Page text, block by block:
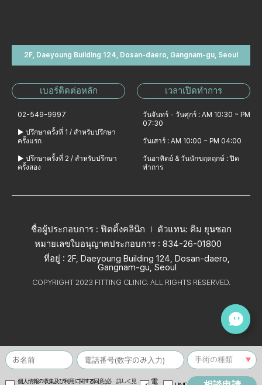
個人情報の収集及び利用に関する同意(必 詳しく見 電
2F, Daeyoung Building 124, Dosan-daero, Gangnam-gu, Seoul
เบอร์ติดต่อหลัก
02-549-9997
▶ ปรึกษาครั้งที่ 1 / สำหรับปรึกษา
ครั้งแรก
▶ ปรึกษาครั้งที่ 2 / สำหรับปรึกษา
ครั้งสอง
เวลาเปิดทำการ
วันจันทร์ - วันศุกร์ : AM 10:30 ~ PM
07:30
วันเสาร์ : AM 10:00 ~ PM 04:00
วันอาทิตย์ & วันนักขฤตฤกษ์ : ปิด
ทำการ
ชื่อผู้ประกอบการ : ฟิตติ้งคลินิก
ตัวแทน: คิม ยุนซอก
หมายเลขใบอนุญาตประกอบการ : 834-26-01800
ที่อยู่ : 2F, Daeyoung Building 124, Dosan-daero,
Gangnam-gu, Seoul
COPYRIGHT 2023 FITTING CLINIC. ALL RIGHTS RESERVED.